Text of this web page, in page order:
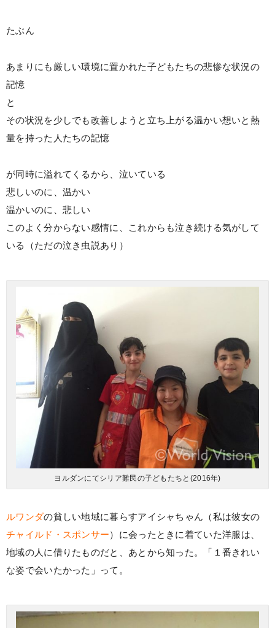
たぶん
あまりにも厳しい環境に置かれた子どもたちの悲惨な状況の
記憶
と
その状況を少しでも改善しようと立ち上がる温かい想いと熱
量を持った人たちの記憶
が同時に溢れてくるから、泣いている
悲しいのに、温かい
温かいのに、悲しい
このよく分からない感情に、これからも泣き続ける気がして
いる（ただの泣き虫説あり）
ヨルダンにてシリア難民の子どもたちと(2016年)
ルワンダの貧しい地域に暮らすアイシャちゃん（私は彼女の
チャイルド・スポンサー）に会ったときに着ていた洋服は、
地域の人に借りたものだと、あとから知った。「１番きれい
な姿で会いたかった」って。